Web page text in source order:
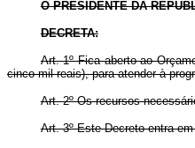
O PRESIDENTE DA
DECRETA:
Art. 1º Fica aberto ao
cinco mil reais), para atender à
Art. 2º Os recursos
Art. 3º Este Decreto entra